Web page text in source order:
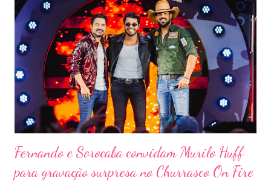
Marini Eventos — empresa com ampla experiência na promoção
de grandes festivais pelo Brasil, como a retomada da FAPIL
(Feira Agropecuária e Industrial de Leme) no ano passado. O
Pontal Rodeo Music reforça mais uma vez seu compromisso
social: os ingressos poderão ser trocados por 1 kg de alimento
não perecível. Toda a arr...
Fernando e Sorocaba convidam Murilo Huff
para gravação surpresa no Churrasco On Fire